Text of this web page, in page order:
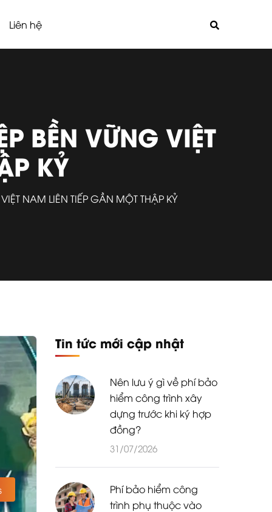
Liên hệ
BỀN VỮNG VIỆT
KỶ
NAM LIÊN TIẾP GẦN MỘT THẬP KỶ
Tin tức mới cập nhật
Nên lưu ý gì về phí bảo
hiểm công trình xây
dựng trước khi ký hợp
đồng?
31/07/2026
Phí bảo hiểm công
trình phụ thuộc vào